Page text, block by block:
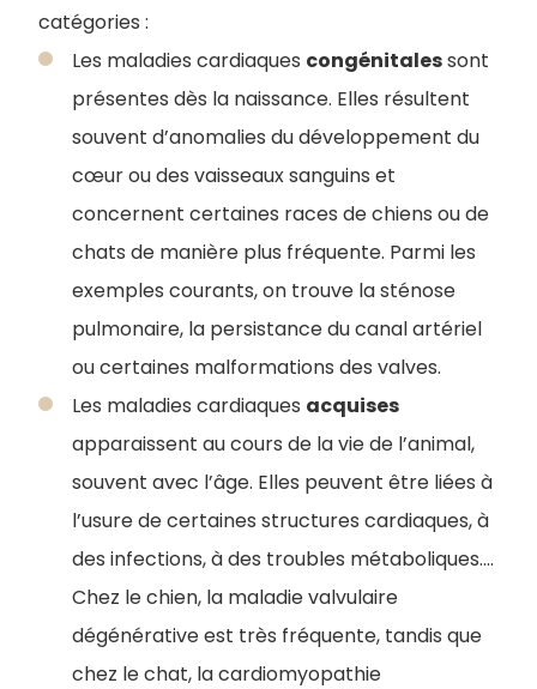
catégories :
Les maladies cardiaques congénitalessont
présentes dès la naissance. Elles résultent
souvent d’anomalies du développement du
cœur ou des vaisseaux sanguins et
concernent certaines races de chiens ou de
chats de manière plus fréquente. Parmi les
exemples courants, on trouve la sténose
pulmonaire, la persistance du canal artériel
ou certaines malformations des valves.
Les maladies cardiaques acquises
apparaissent au cours de la vie de l’animal,
souvent avec l’âge. Elles peuvent être liées à
l’usure de certaines structures cardiaques, à
des infections, à des troubles métaboliques....
Chez le chien, la maladie valvulaire
dégénérative est très fréquente, tandis que
chez le chat, la cardiomyopathie